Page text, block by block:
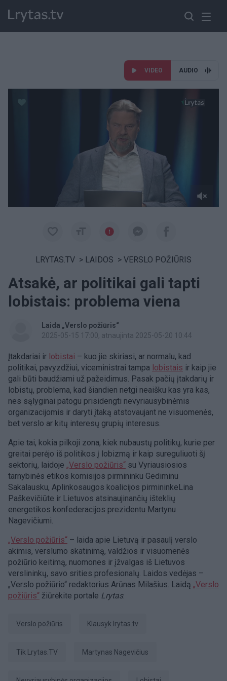
VIDEO AUDIO
LRYTAS.TV > LAIDOS > VERSLO POŽIŪRIS
Atsakė, ar politikai gali tapti
lobistais: problema viena
Laida „Verslo požiūris“
2025-05-15 17:00, atnaujinta 2025-05-20 10:44
Įtakdariai ir lobistai – kuo jie skiriasi, ar normalu, kad
politikai, pavyzdžiui, viceministrai tampa lobistais ir kaip jie
gali būti baudžiami už pažeidimus. Pasak pačių įtakdarių ir
lobistų, problema, kad šiandien netgi neaišku kas yra kas,
nes sąlyginai patogu prisidengti nevyriausybinėmis
organizacijomis ir daryti įtaką atstovaujant ne visuomenės,
bet verslo ar kitų interesų grupių interesus.
Apie tai, kokia pilkoji zona, kiek nubaustų politikų, kurie per
greitai perėjo iš politikos į lobizmą ir kaip sureguliuoti šį
sektorių, laidoje „Verslo požiūris“ su Vyriausiosios
tarnybinės etikos komisijos pirmininku Gediminu
Sakalausku, Aplinkosaugos koalicijos pirmininkeLina
Paškevičiūte ir Lietuvos atsinaujinančių išteklių
energetikos konfederacijos prezidentu Martynu
Nagevičiumi.
„Verslo požiūris“ – laida apie Lietuvą ir pasaulį verslo
akimis, verslumo skatinimą, valdžios ir visuomenės
požiūrio keitimą, nuomones ir įžvalgas iš Lietuvos
verslininkų, savo srities profesionalų. Laidos vedėjas –
„Verslo požiūrio“ redaktorius Arūnas Milašius. Laidą „Verslo
požiūris“ žiūrėkite portale Lrytas.
Verslo požiūris Klausyk lrytas.tv
tik Lrytas.TV Martynas Nagevičius